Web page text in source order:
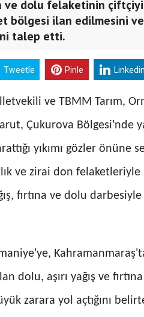
ve dolu felaketinin
bölgesi ilan edilmesini
talep etti.
Tweetle Pinle Linkedin
ve TBMM Tarım,
Çukurova Bölgesi'nde
yıkımı gözler
ve zirai don
fırtına ve dolu
dolu, aşırı yağış ve
zarara yol açtığını